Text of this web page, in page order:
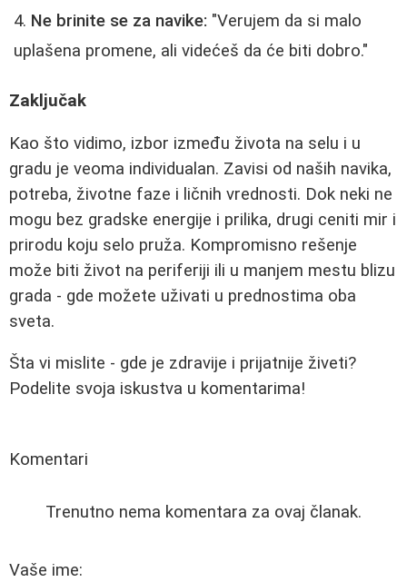
Ne brinite se za navike: "Verujem da si malo
uplašena promene, ali videćeš da će biti dobro."
Zaključak
Kao što vidimo, izbor između života na selu i u
gradu je veoma individualan. Zavisi od naših navika,
potreba, životne faze i ličnih vrednosti. Dok neki ne
mogu bez gradske energije i prilika, drugi ceniti mir i
prirodu koju selo pruža. Kompromisno rešenje
može biti život na periferiji ili u manjem mestu blizu
grada - gde možete uživati u prednostima oba
sveta.
Šta vi mislite - gde je zdravije i prijatnije živeti?
Podelite svoja iskustva u komentarima!
Komentari
Trenutno nema komentara za ovaj članak.
Vaše ime: